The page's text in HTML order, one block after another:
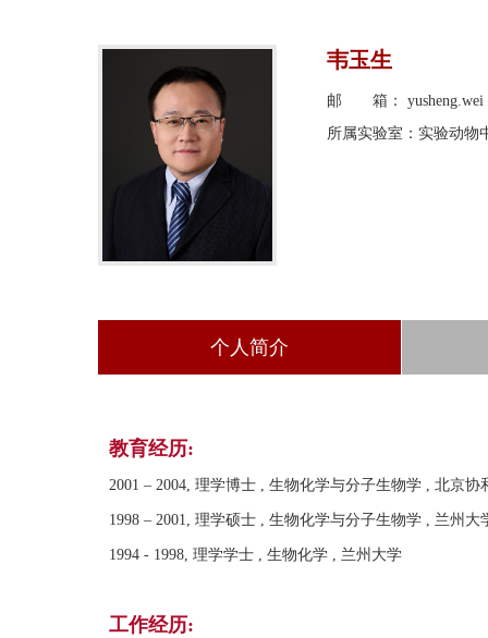
韦玉生
邮 箱： yusheng.wei
所属实验室：实验动物
个人简介
教育经历:
2001 – 2004, 理学博士 , 生物化学与分子生物学 , 北京协
1998 – 2001, 理学硕士 , 生物化学与分子生物学 , 兰州大
1994 - 1998, 理学学士 , 生物化学 , 兰州大学
工作经历: